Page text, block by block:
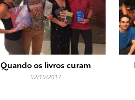
Quando os livros curam
02/10/2017